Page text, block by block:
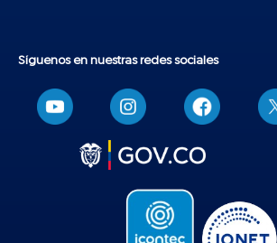
Síguenos en nuestras redes sociales